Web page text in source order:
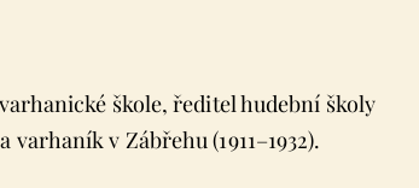
varhanické škole, ředitel hudební školy
v Zábřehu (1911–1932).